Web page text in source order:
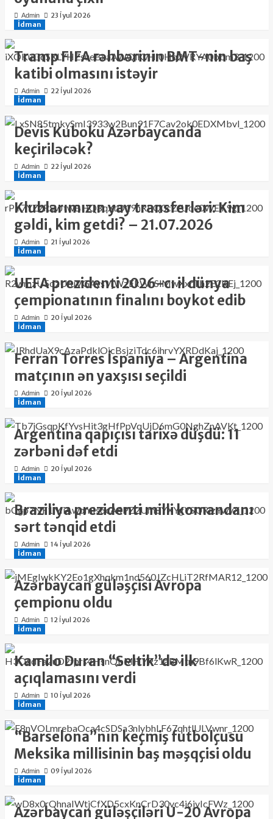
Admin
23 İyul 2026
İdman
Tramp FIFA rəhbərinin BMT-nin baş
katibi olmasını istəyir
Admin
22 İyul 2026
İdman
Devis Kuboku Azərbaycanda
keçiriləcək?
Admin
22 İyul 2026
İdman
Klublarımızın yay transferləri: Kim
gəldi, kim getdi? – 21.07.2026
Admin
21 İyul 2026
İdman
UEFA prezidenti 2026-cı il dünya
çempionatının finalını boykot edib
Admin
20 İyul 2026
İdman
Ferran Torres İspaniya – Argentina
matçının ən yaxşısı seçildi
Admin
20 İyul 2026
İdman
Argentina qapıçısı tarixə düşdü: 11
zərbəni dəf etdi
Admin
20 İyul 2026
İdman
Braziliya prezidenti milli komandanı
sərt tənqid etdi
Admin
14 İyul 2026
İdman
Azərbaycan güləşçisi Avropa
çempionu oldu
Admin
12 İyul 2026
İdman
Kamilo Duran “Seltik”də ilk
açıqlamasını verdi
Admin
10 İyul 2026
İdman
“Barselona”nın keçmiş futbolçusu
Meksika millisinin baş məşqçisi oldu
Admin
09 İyul 2026
İdman
Azərbaycan güləşçiləri U-20 Avropa